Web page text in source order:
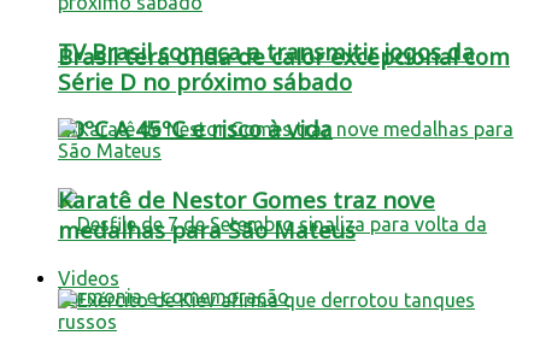
Brasil terá onda de calor excepcional com
40ºC A 45ºC e risco à vida
TV Brasil começa a transmitir jogos da
Série D no próximo sábado
Karatê de Nestor Gomes traz nove
medalhas para São Mateus
Videos